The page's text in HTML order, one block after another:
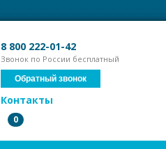
8 800 222-01-42
Звонок по России бесплатный
Обратный звонок
Контакты
0